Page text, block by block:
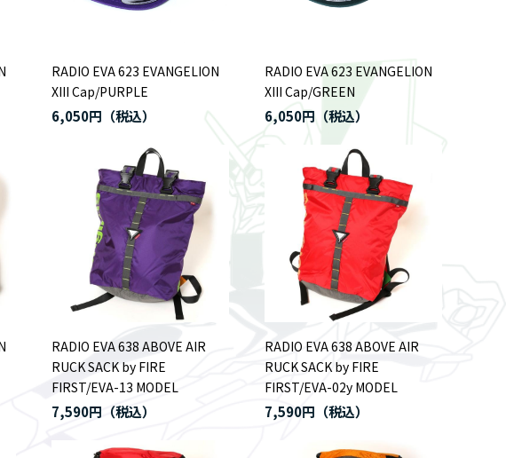
RADIO EVA 623 EVANGELION
XIII Cap/PURPLE
6,050円
RADIO EVA 623 EVANGELION
XIII Cap/GREEN
6,050円
RADIO EVA 638 ABOVE AIR
RUCK SACK by FIRE
FIRST/EVA-13 MODEL
7,590円
RADIO EVA 638 ABOVE AIR
RUCK SACK by FIRE
FIRST/EVA-02y MODEL
7,590円